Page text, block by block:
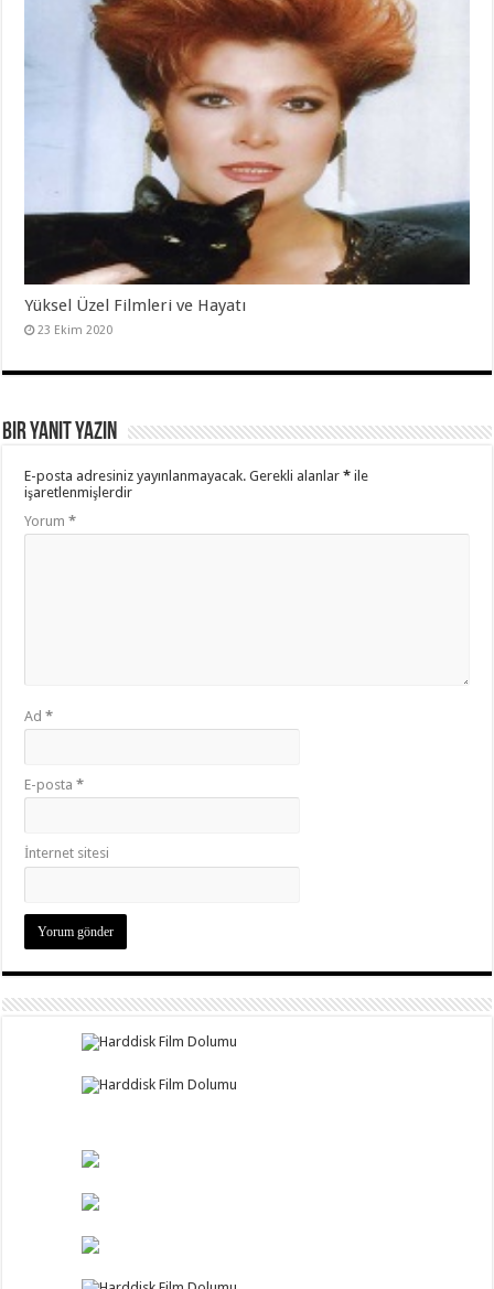
Yüksel Üzel Filmleri ve Hayatı
23 Ekim 2020
Bir yanıt yazın
E-posta adresiniz yayınlanmayacak. Gerekli alanlar* ile
işaretlenmişlerdir
Yorum*
Ad*
E-posta*
İnternet sitesi